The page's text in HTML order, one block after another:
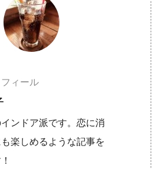
ィール
ンドア派です。恋に消
楽しめるような記事を